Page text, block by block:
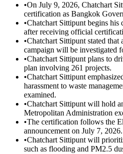
•On July 9, 2026, Chatchart
certification as Bangkok
•Chatchart Sittipunt begins his
after receiving official
•Chatchart Sittipunt stated that
campaign will be investigated
•Chatchart Sittipunt plans to
plan involving 261 projects.
•Chatchart Sittipunt
harassment to waste
examined.
•Chatchart Sittipunt will hold
Metropolitan Administration
•The certification follows the
announcement on July 7, 2026.
•Chatchart Sittipunt will
such as flooding and PM2.5